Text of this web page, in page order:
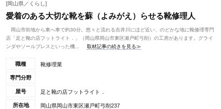
[岡山県／くらし]
愛着のある大切な靴を蘇（よみがえ）らせる靴修理人
岡山市街地から東へ車で約30分。悠々と流れる吉井川にほど近い、のどかな地に靴修理専門
店「足と靴の店フットライト．」（岡山県岡山市東区瀬戸町弓削）の工房があります。グライ
ンダやソールプレスといった機...
取材記事の続きを見る≫
職種 靴修理業
専門分野
屋号 足と靴の店フットライト．
所在地 岡山県岡山市東区瀬戸町弓削237